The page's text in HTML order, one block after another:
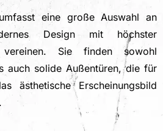
eine große Auswahl an
Design mit höchster
vereinen. Sie finden sowohl
auch solide Außentüren, die für
ästhetische Erscheinungsbild